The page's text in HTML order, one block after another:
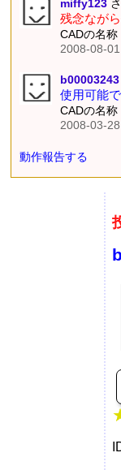
miffy123
残念なが
CADの名称
2008-08-
b00003243
使用可能
CADの名称
2008-03-
動作報告する